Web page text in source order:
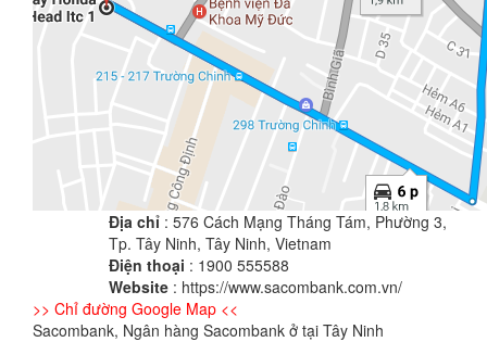
Địa chỉ : 576 Cách Mạng Tháng Tám, Phường 3,
Tp. Tây Ninh, Tây Ninh, Vietnam
Điện thoại : 1900 555588
Website : https://www.sacombank.com.vn/
>> Chỉ đường Google Map <<
Sacombank, Ngân hàng Sacombank ở tại Tây Ninh